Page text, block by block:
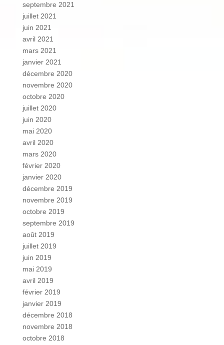
septembre 2021
juillet 2021
juin 2021
avril 2021
mars 2021
janvier 2021
décembre 2020
novembre 2020
octobre 2020
juillet 2020
juin 2020
mai 2020
avril 2020
mars 2020
février 2020
janvier 2020
décembre 2019
novembre 2019
octobre 2019
septembre 2019
août 2019
juillet 2019
juin 2019
mai 2019
avril 2019
février 2019
janvier 2019
décembre 2018
novembre 2018
octobre 2018